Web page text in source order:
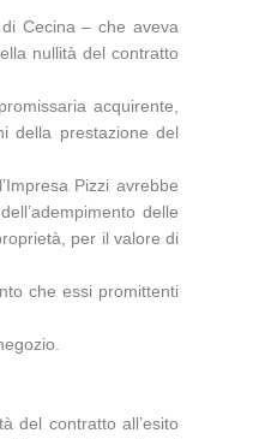
Cecina – che aveva
nullità del contratto
acquirente,
della prestazione del
Pizzi avrebbe
delle
per il valore di
che essi promittenti
del contratto all’esito